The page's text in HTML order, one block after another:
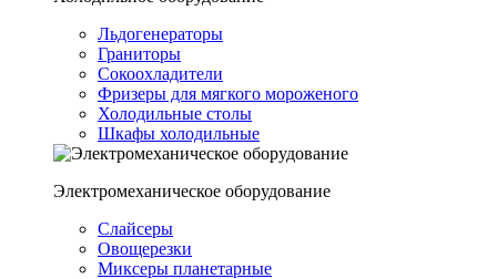
Льдогенераторы
Граниторы
Сокоохладители
Фризеры для мягкого мороженого
Холодильные столы
Шкафы холодильные
Электромеханическое оборудование
Слайсеры
Овощерезки
Миксеры планетарные